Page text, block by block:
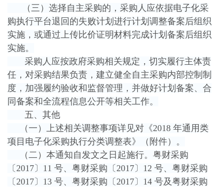
（三）选择自主采购的，采购人应依据电子化采
购执行平台退回的失败计划进行计划调整备案后组织
实施，或通过上传比价证明材料完成计划备案后组织
实施。
采购人应按政府采购相关规定，切实履行主体责
任，对采购结果负责，建立健全自主采购内部控制制
度，加强履约验收和监督管理，并做好计划备案、合
同备案和全流程信息公开等相关工作。
五、其他
（一）上述相关调整事项详见对《2018 年通用类
项目电子化采购执行分类调整表》（附件）。
（二）本通知自发文之日起施行。粤财采购
〔2017〕11 号、粤财采购〔2017〕12 号、粤财采购
〔2017〕13 号、粤财采购〔2017〕14 号及粤财采购